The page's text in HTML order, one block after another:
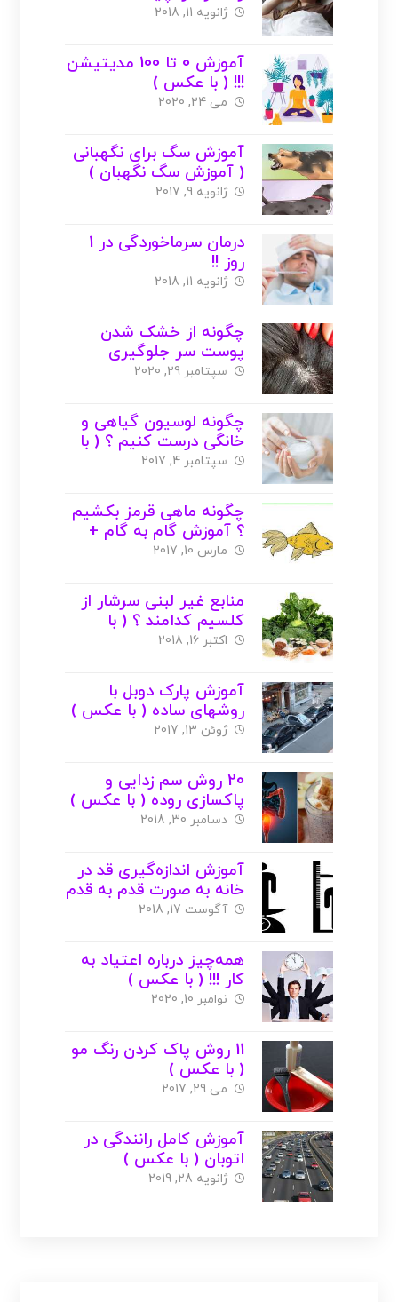
ژانویه 11, 2018
آموزش 0 تا 100 مدیتیشن
!!! ( با عکس )
می 24, 2020
آموزش سگ برای نگهبانی
( آموزش سگ نگهبان )
ژانویه 9, 2017
درمان سرماخوردگی در 1
روز !!
ژانویه 11, 2018
چگونه از خشک شدن
پوست سر جلوگیری
کنیم؟؟
سپتامبر 29, 2020
چگونه لوسیون گیاهی و
خانگی درست کنیم ؟ ( با
عکس )
سپتامبر 4, 2017
چگونه ماهی قرمز بکشیم
؟ آموزش گام به گام +
عکس + ویدیو
مارس 10, 2017
منابع غیر لبنی سرشار از
کلسیم کدامند ؟ ( با
عکس )
اکتبر 16, 2018
آموزش پارک دوبل با
روشهای ساده ( با عکس )
ژوئن 13, 2017
20 روش سم زدایی و
پاکسازی روده ( با عکس )
دسامبر 30, 2018
آموزش اندازه‌گیری قد در
خانه به صورت قدم به قدم
( با عکس )
آگوست 17, 2018
همه‌چیز درباره اعتیاد به
کار !!! ( با عکس )
نوامبر 10, 2020
11 روش پاک کردن رنگ مو
( با عکس )
می 29, 2017
آموزش کامل رانندگی در
اتوبان ( با عکس )
ژانویه 28, 2019